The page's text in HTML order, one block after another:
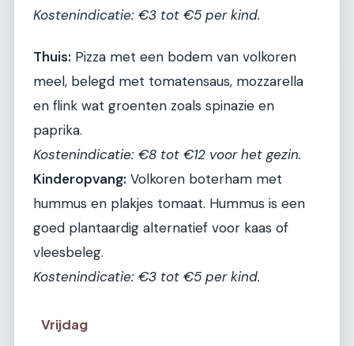
Kostenindicatie: €3 tot €5 per kind.
Thuis: Pizza met een bodem van volkoren
meel, belegd met tomatensaus, mozzarella
en flink wat groenten zoals spinazie en
paprika.
Kostenindicatie: €8 tot €12 voor het gezin.
Kinderopvang: Volkoren boterham met
hummus en plakjes tomaat. Hummus is een
goed plantaardig alternatief voor kaas of
vleesbeleg.
Kostenindicatie: €3 tot €5 per kind.
Vrijdag